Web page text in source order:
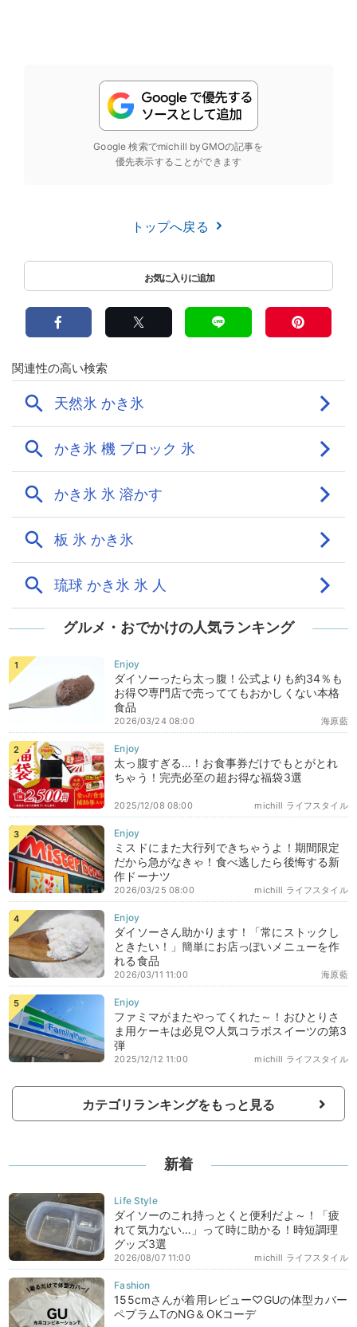
Google 検索でmichill byGMOの記事を
優先表示することができます
トップへ戻る
グルメ・おでかけの人気ランキング
ダイソーったら太っ腹！公式よりも約34％も
お得♡専門店で売っててもおかしくない本格
食品
海原藍
2026/03/24 08:00
太っ腹すぎる…！お食事券だけでもとがとれ
ちゃう！完売必至の超お得な福袋3選
michill ライフスタイル
2025/12/08 08:00
ミスドにまた大行列できちゃうよ！期間限定
だから急がなきゃ！食べ逃したら後悔する新
作ドーナツ
michill ライフスタイル
2026/03/25 08:00
ダイソーさん助かります！「常にストックし
ときたい！」簡単にお店っぽいメニューを作
れる食品
海原藍
2026/03/11 11:00
ファミマがまたやってくれた～！おひとりさ
ま用ケーキは必見♡人気コラボスイーツの第3
弾
michill ライフスタイル
2025/12/12 11:00
カテゴリランキングをもっと見る
新着
ダイソーのこれ持っとくと便利だよ～！「疲
れて気力ない…」って時に助かる！時短調理
グッズ3選
michill ライフスタイル
2026/08/07 11:00
155cmさんが着用レビュー♡GUの体型カバー
ペプラムTのNG＆OKコーデ